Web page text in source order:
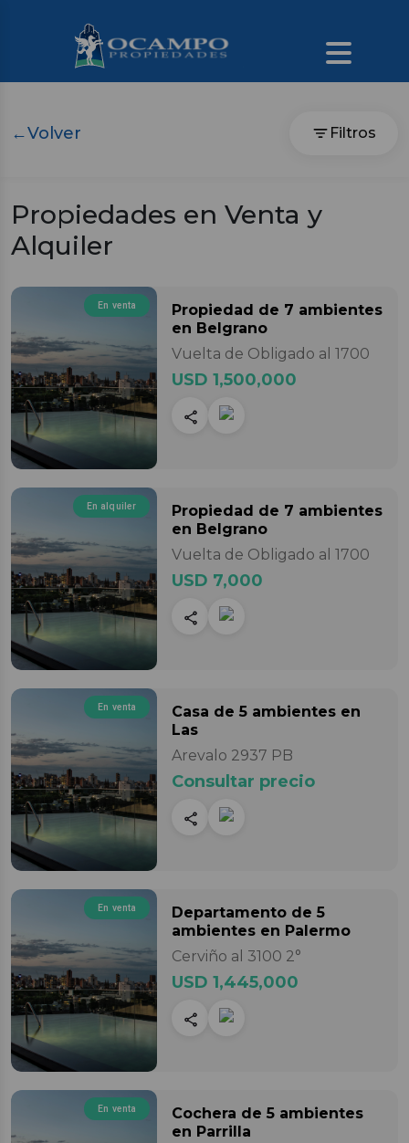
←Volver Filtros
Propiedades en Venta y
Alquiler
En venta Propiedad de 7 ambientes
en Belgrano
Vuelta de Obligado al 1700
USD 1,500,000
En alquiler Propiedad de 7 ambientes
en Belgrano
Vuelta de Obligado al 1700
USD 7,000
En venta Casa de 5 ambientes en
Las
Arevalo 2937 PB
Consultar precio
En venta Departamento de 5
ambientes en Palermo
Cerviño al 3100 2°
USD 1,445,000
En venta Cochera de 5 ambientes
en Parrilla